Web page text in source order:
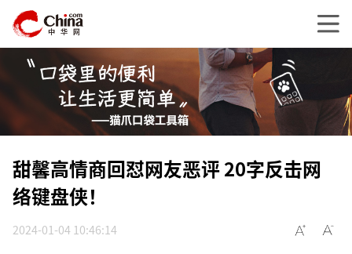
甜馨高情商回怼网友恶评 20字反击网
络键盘侠！
2024-01-04 10:46:14